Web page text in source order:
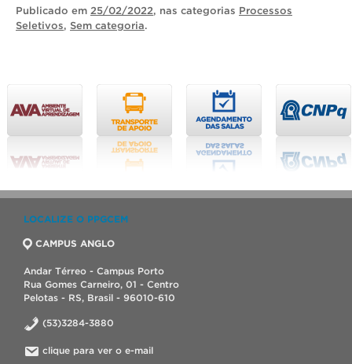
Publicado em 25/02/2022, nas categorias Processos
Seletivos, Sem categoria.
LOCALIZE O PPGCEM
CAMPUS ANGLO
Andar Térreo - Campus Porto
Rua Gomes Carneiro, 01 - Centro
Pelotas - RS, Brasil - 96010-610
(53)3284-3880
clique para ver o e-mail